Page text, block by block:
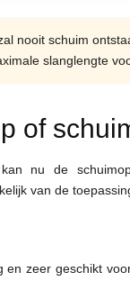
nooit schuim
slanglengte
of
nu de
van de
zeer geschikt